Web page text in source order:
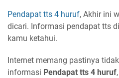
Pendapat tts 4 huruf, Akhir ini
dicari. Informasi pendapat tts
kamu ketahui.
Internet memang pastinya
informasi Pendapat tts 4 huruf